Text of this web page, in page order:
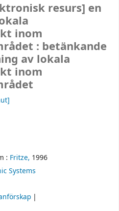
resurs] en
inom
: betänkande
av lokala
inom
: Fritze, 1996
Systems